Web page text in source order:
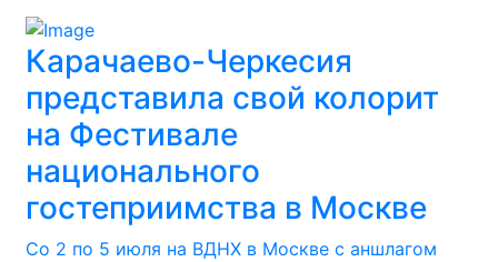
Карачаево-Черкесия
представила свой колорит
на Фестивале
национального
гостеприимства в Москве
Со 2 по 5 июля на ВДНХ в Москве с аншлагом